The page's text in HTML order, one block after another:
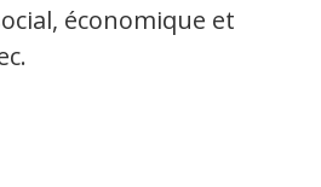
économique et